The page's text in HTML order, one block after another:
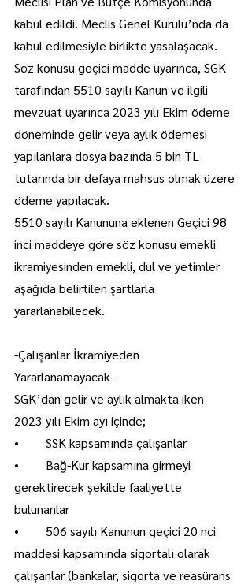
kabul edildi. Meclis Genel Kurulu’nda da
kabul edilmesiyle birlikte yasalaşacak.
Söz konusu geçici madde uyarınca, SGK
tarafından 5510 sayılı Kanun ve ilgili
mevzuat uyarınca 2023 yılı Ekim ödeme
döneminde gelir veya aylık ödemesi
yapılanlara dosya bazında 5 bin TL
tutarında bir defaya mahsus olmak üzere
ödeme yapılacak.
5510 sayılı Kanununa eklenen Geçici 98
inci maddeye göre söz konusu emekli
ikramiyesinden emekli, dul ve yetimler
aşağıda belirtilen şartlarla
yararlanabilecek.
-Çalışanlar İkramiyeden
Yararlanamayacak-
SGK’dan gelir ve aylık almakta iken
2023 yılı Ekim ayı içinde;
•	SSK kapsamında çalışanlar
•	Bağ-Kur kapsamına girmeyi
gerektirecek şekilde faaliyette
bulunanlar
•	506 sayılı Kanunun geçici 20 nci
maddesi kapsamında sigortalı olarak
çalışanlar (bankalar, sigorta ve reasürans